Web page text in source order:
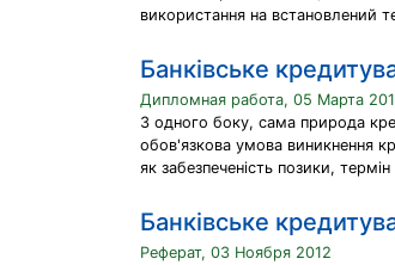
використання на встановлений
Банківське
Дипломная работа, 05 Марта
З одного боку, сама природа
обов'язкова умова виникнення
як забезпеченість позики,
Банківське
Реферат, 03 Ноября 2012